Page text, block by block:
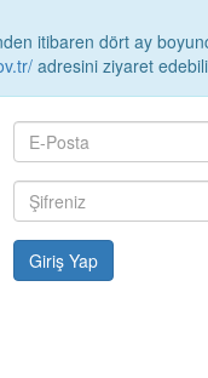
itibaren dört ay boyunca
adresini ziyaret